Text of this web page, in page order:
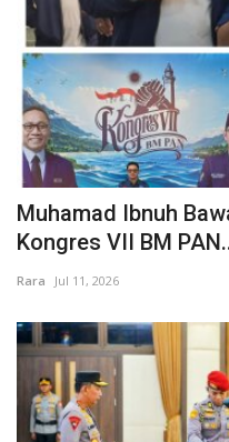
Muhamad Ibnuh
Kongres VII BM
Rara Jul 11, 2026